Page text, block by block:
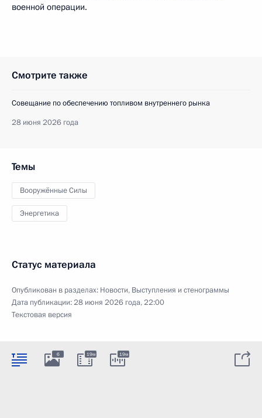
военной операции.
Смотрите также
Совещание по обеспечению топливом внутреннего рынка
28 июня 2026 года
Темы
Вооружённые Силы
Энергетика
Статус материала
Опубликован в разделах: Новости, Выступления и стенограммы
Дата публикации:28 июня 2026 года, 22:00
Текстовая версия
6 19м 19м